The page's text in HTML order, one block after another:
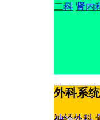
二科 肾内
外科系统